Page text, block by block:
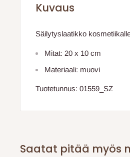
Kuvaus
Säilytyslaatikko
Mitat: 20 x 10 cm
Materiaali: muovi
Tuotetunnus: 01559_SZ
Saatat pitää myös